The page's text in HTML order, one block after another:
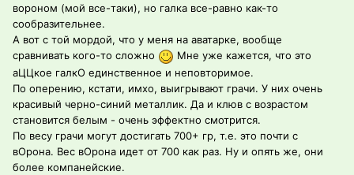
вороном (мой все-таки), но галка все-равно как-то
сообразительнее.
А вот с той мордой, что у меня на аватарке, вообще
сравнивать кого-то сложно
Мне уже кажется, что это
аЦЦкое галкО единственное и неповторимое.
По оперению, кстати, имхо, выигрывают грачи. У них очень
красивый черно-синий металлик. Да и клюв с возрастом
становится белым - очень эффектно смотрится.
По весу грачи могут достигать 700+ гр, т.е. это почти с
вОрона. Вес вОрона идет от 700 как раз. Ну и опять же, они
более компанейские.